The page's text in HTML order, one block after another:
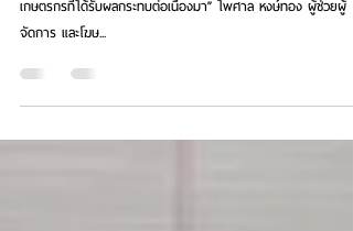
“ภารกิจแรกที่ ธ.ก.ส.ได้รับมาก็คือ การแก้ไขปัญหาหนี้สินของพี่น้อง
จัดการ และโฆษ...